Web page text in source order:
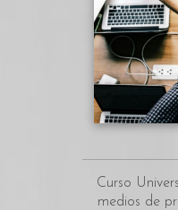
Curso
medios de